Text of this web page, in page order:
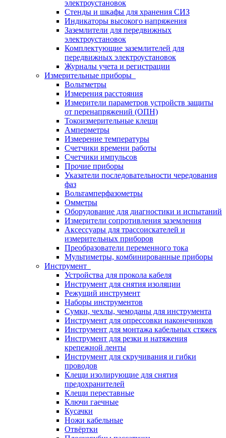
электроустановок
Стенды и шкафы для хранения СИЗ
Индикаторы высокого напряжения
Заземлители для передвижных
электроустановок
Комплектующие заземлителей для
передвижных электроустановок
Журналы учета и регистрации
Измерительные приборы
Вольтметры
Измерения расстояния
Измерители параметров устройств защиты
от перенапряжений (ОПН)
Токоизмерительные клещи
Амперметры
Измерение температуры
Счетчики времени работы
Счетчики импульсов
Прочие приборы
Указатели последовательности чередования
фаз
Вольтамперфазометры
Омметры
Оборудование для диагностики и испытаний
Измерители сопротивления заземления
Аксессуары для трассоискателей и
измерительных приборов
Преобразователи переменного тока
Мультиметры, комбинированные приборы
Инструмент
Устройства для прокола кабеля
Инструмент для снятия изоляции
Режущий инструмент
Наборы инструментов
Сумки, чехлы, чемоданы для инструмента
Инструмент для опрессовки наконечников
Инструмент для монтажа кабельных стяжек
Инструмент для резки и натяжения
крепежной ленты
Инструмент для скручивания и гибки
проводов
Клещи изолирующие для снятия
предохранителей
Клещи переставные
Ключи гаечные
Кусачки
Ножи кабельные
Отвёртки